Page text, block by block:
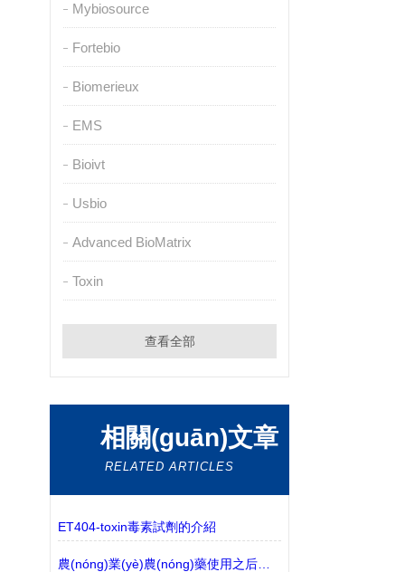
Mybiosource
Fortebio
Biomerieux
EMS
Bioivt
Usbio
Advanced BioMatrix
Toxin
查看全部
相關(guān)文章
RELATED ARTICLES
ET404-toxin毒素試劑的介紹
農(nóng)業(yè)農(nóng)藥使用之后的去向和環(huán)境分析